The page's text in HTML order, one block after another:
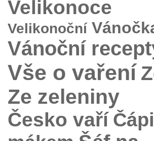
Velikonoce
Velikonoční
Vánoční
Vše o vaření
Ze zeleniny
Česko vaří